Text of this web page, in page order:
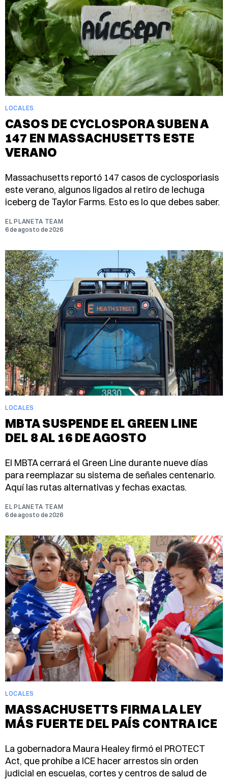
LOCALES
CASOS DE CYCLOSPORA SUBEN A
147 EN MASSACHUSETTS ESTE
VERANO
Massachusetts reportó 147 casos de cyclosporiasis
este verano, algunos ligados al retiro de lechuga
iceberg de Taylor Farms. Esto es lo que debes saber.
EL PLANETA TEAM
6 de agosto de 2026
LOCALES
MBTA SUSPENDE EL GREEN LINE
DEL 8 AL 16 DE AGOSTO
El MBTA cerrará el Green Line durante nueve días
para reemplazar su sistema de señales centenario.
Aquí las rutas alternativas y fechas exactas.
EL PLANETA TEAM
6 de agosto de 2026
LOCALES
MASSACHUSETTS FIRMA LA LEY
MÁS FUERTE DEL PAÍS CONTRA ICE
La gobernadora Maura Healey firmó el PROTECT
Act, que prohíbe a ICE hacer arrestos sin orden
judicial en escuelas, cortes y centros de salud de